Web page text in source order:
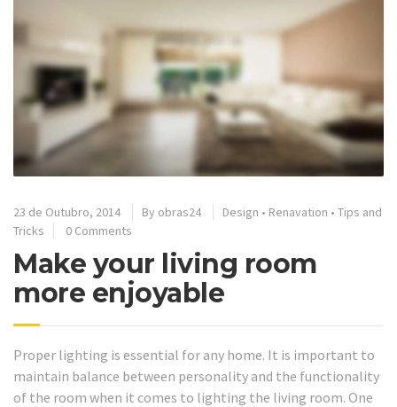
23 de Outubro, 2014 By obras24 Design • Renavation • Tips and
Tricks
0 Comments
Make your living room
more enjoyable
Proper lighting is essential for any home. It is important to
maintain balance between personality and the functionality
of the room when it comes to lighting the living room. One